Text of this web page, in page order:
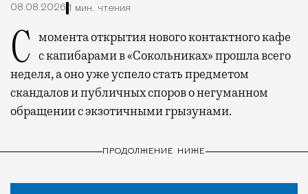
08.08.2026 1 мин. чтения
С момента открытия нового контактного кафе с капибарами в «Сокольниках» прошла всего
неделя, а оно уже успело стать предметом
скандалов и публичных споров о негуманном
обращении с экзотичными грызунами.
ПРОДОЛЖЕНИЕ НИЖЕ